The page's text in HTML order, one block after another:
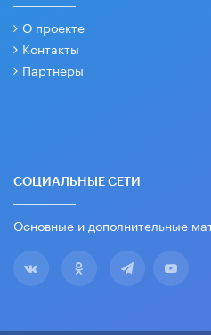
О проекте
Контакты
Партнеры
СОЦИАЛЬНЫЕ СЕТИ
Основные и дополнительные